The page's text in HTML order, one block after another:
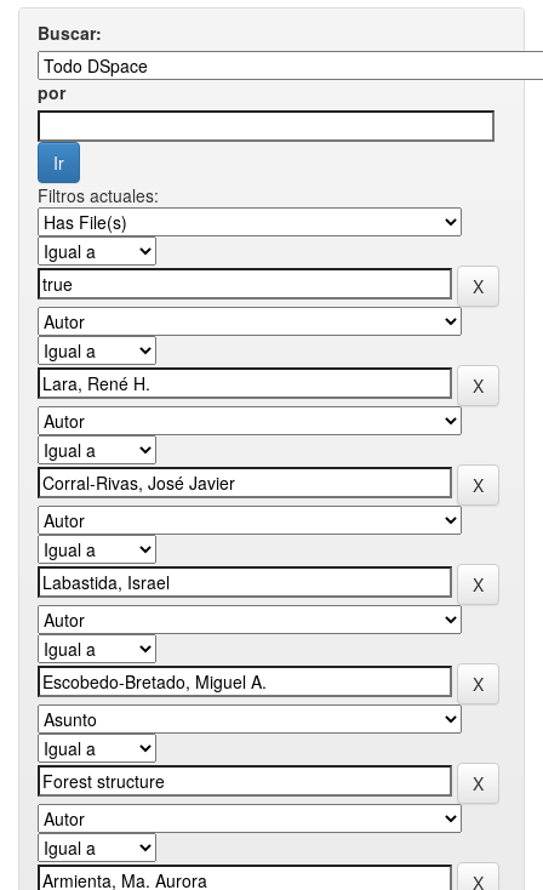
Buscar:
por
Filtros actuales: